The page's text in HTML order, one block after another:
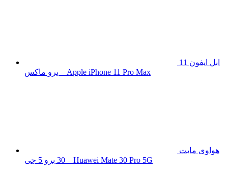
ابل ايفون 11
برو ماكس – Apple iPhone 11 Pro Max
هواوى مايت
30 برو 5 جى – Huawei Mate 30 Pro 5G